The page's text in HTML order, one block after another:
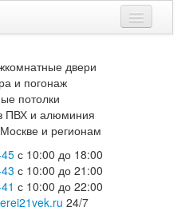
двери
и погонаж
потолки
ПВХ и алюминия
и регионам
с 10:00 до 18:00
с 10:00 до 21:00
с 10:00 до 22:00
24/7